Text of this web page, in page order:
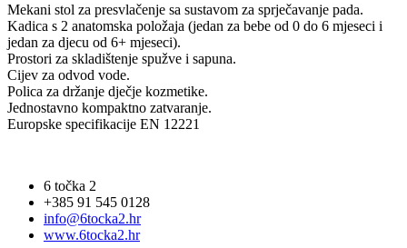
Mekani stol za presvlačenje sa sustavom za sprječavanje pada.
Kadica s 2 anatomska položaja (jedan za bebe od 0 do 6 mjeseci i
jedan za djecu od 6+ mjeseci).
Prostori za skladištenje spužve i sapuna.
Cijev za odvod vode.
Polica za držanje dječje kozmetike.
Jednostavno kompaktno zatvaranje.
Europske specifikacije EN 12221
6 točka 2
+385 91 545 0128
info@6tocka2.hr
www.6tocka2.hr